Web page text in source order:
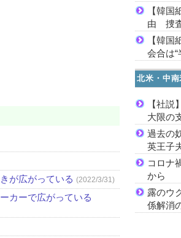
が広がっている (2022/3/31)
カーで広がっている
【韓
由 捜
【韓
会合は“
北米・中
【社
大限の
過去の
英王子
コロナ
から
露のウ
係解消